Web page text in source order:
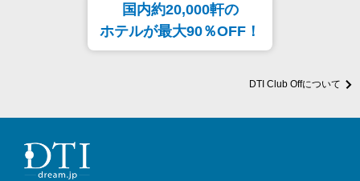
国内約20,000軒の
ホテルが最大90％OFF！
DTI Club Offについて